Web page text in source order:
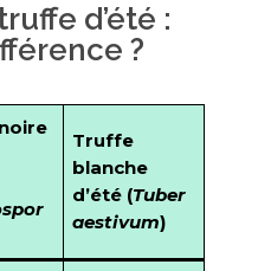
d’été :
?
Truffe
blanche
d’été (Tuber
aestivum)